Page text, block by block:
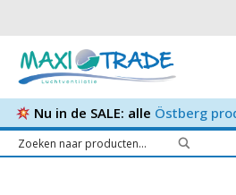
Nu in de SALE: alle Östberg